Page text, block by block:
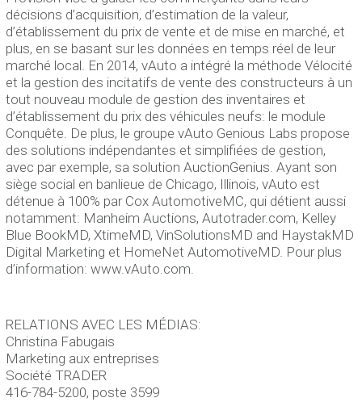
décisions d’acquisition, d’estimation de la valeur,
d’établissement du prix de vente et de mise en marché, et
plus, en se basant sur les données en temps réel de leur
marché local. En 2014, vAuto a intégré la méthode Vélocité
et la gestion des incitatifs de vente des constructeurs à un
tout nouveau module de gestion des inventaires et
d’établissement du prix des véhicules neufs: le module
Conquête. De plus, le groupe vAuto Genious Labs propose
des solutions indépendantes et simplifiées de gestion,
avec par exemple, sa solution AuctionGenius. Ayant son
siège social en banlieue de Chicago, Illinois, vAuto est
détenue à 100% par Cox AutomotiveMC, qui détient aussi
notamment: Manheim Auctions, Autotrader.com, Kelley
Blue BookMD, XtimeMD, VinSolutionsMD and HaystakMD
Digital Marketing et HomeNet AutomotiveMD. Pour plus
d’information: www.vAuto.com.
RELATIONS AVEC LES MÉDIAS:
Christina Fabugais
Marketing aux entreprises
Société TRADER
416-784-5200, poste 3599